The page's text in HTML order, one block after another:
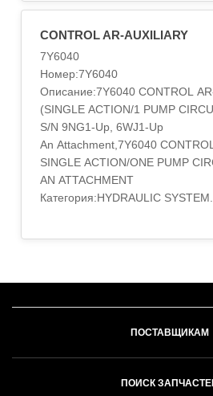
An Attachment,7I-8399
S/N 2ZM1-UP; 5YM1-UP
Категория:HYDRAULIC SYSTEM..
CONTROL AR-AUXILIARY
7Y6040
Номер:7Y6040
Описание:7Y6040 CONTROL
(SINGLE ACTION/1 PUMP
S/N 9NG1-Up, 6WJ1-Up
An Attachment,7Y6040
SINGLE ACTION/ONE PUMP
AN ATTACHMENT
Категория:HYDRAULIC SYSTEM..
ПОСТАВЩИКАМ
ПОИСК